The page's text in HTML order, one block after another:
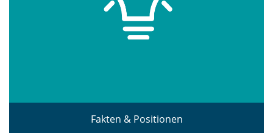
Fakten & Positionen